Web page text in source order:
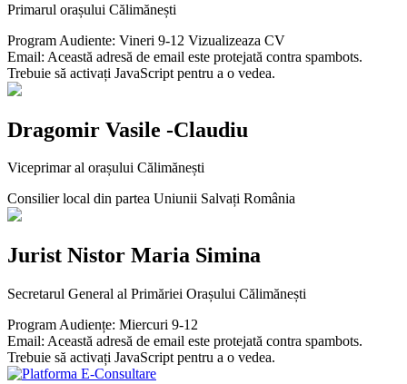
Primarul orașului Călimănești
Program Audiente: Vineri 9-12 Vizualizeaza CV
Email: Această adresă de email este protejată contra spambots.
Trebuie să activați JavaScript pentru a o vedea.
Dragomir Vasile -Claudiu
Viceprimar al orașului Călimănești
Consilier local din partea Uniunii Salvați România
Jurist Nistor Maria Simina
Secretarul General al Primăriei Orașului Călimănești
Program Audiențe: Miercuri 9-12
Email: Această adresă de email este protejată contra spambots.
Trebuie să activați JavaScript pentru a o vedea.